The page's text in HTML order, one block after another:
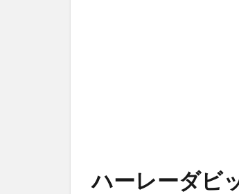
ル
ハーレーダビ